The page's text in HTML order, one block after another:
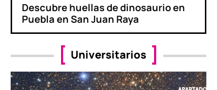
Descubre huellas de dinosaurio en
Puebla en San Juan Raya
Universitarios